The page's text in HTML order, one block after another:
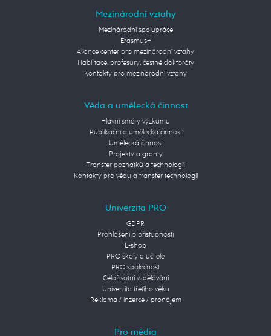
Mezinárodní vztahy
Mezinárodní spolupráce
Erasmus+
Aliance center pro mezinárodní vztahy
Habilitace, profesury, čestné doktoráty
Kontakty pro mezinárodní vztahy
Věda a umělecká činnost
Hlavní směry výzkumu
Publikační a umělecká činnost
Umělecká činnost
Projekty a granty
Transfer poznatků a technologií
Kontakty pro vědu a transfer technologií
Univerzita PRO
GDPR
Prohlášení o přístupnosti
E-shop
PRO školy a učitele
PRO společnost
Celoživotní vzdělávání
Univerzita třetího věku
Reklama / inzerce / pronájem
Pro média